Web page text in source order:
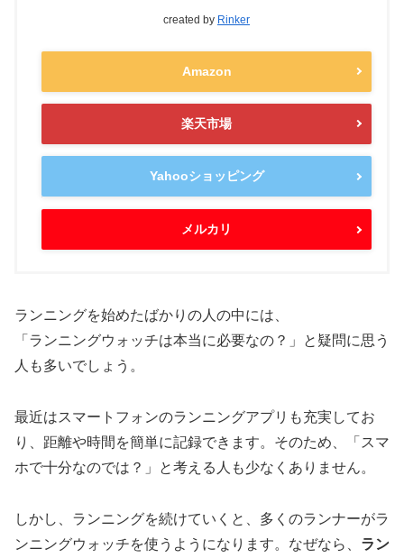
created by Rinker
Amazon
楽天市場
Yahooショッピング
メルカリ
ランニングを始めたばかりの人の中には、
「ランニングウォッチは本当に必要なの？」と疑問に思う
人も多いでしょう。
最近はスマートフォンのランニングアプリも充実してお
り、距離や時間を簡単に記録できます。そのため、「スマ
ホで十分なのでは？」と考える人も少なくありません。
しかし、ランニングを続けていくと、多くのランナーがラ
ンニングウォッチを使うようになります。なぜなら、 ラン